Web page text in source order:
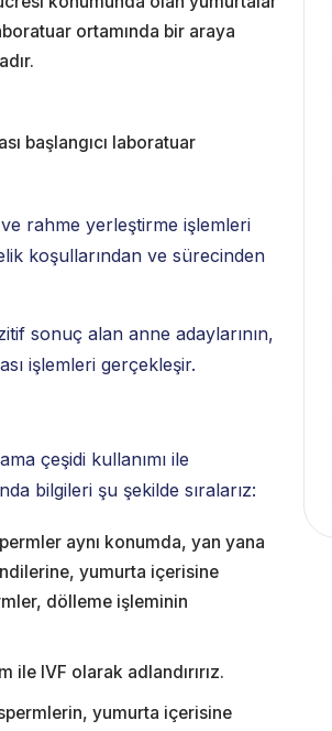
ortamında bir araya
başlangıcı laboratuar
rahme yerleştirme işlemleri
koşullarından ve sürecinden
sonuç alan anne adaylarının,
işlemleri gerçekleşir.
çeşidi kullanımı ile
bilgileri şu şekilde sıralarız:
aynı konumda, yan yana
yumurta içerisine
dölleme işleminin
IVF olarak adlandırırız.
yumurta içerisine